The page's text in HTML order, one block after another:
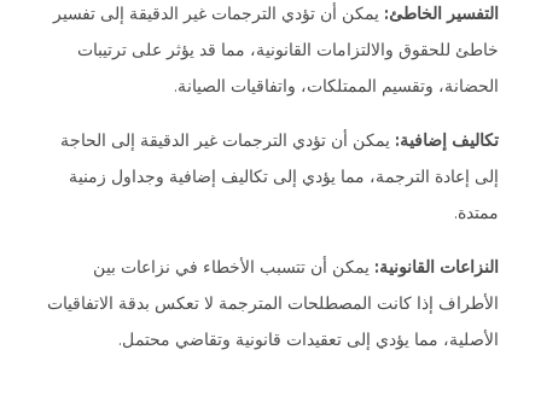
التفسير الخاطئ: يمكن أن تؤدي الترجمات غير الدقيقة إلى تفسير
خاطئ للحقوق والالتزامات القانونية، مما قد يؤثر على ترتيبات
الحضانة، وتقسيم الممتلكات، واتفاقيات الصيانة.
تكاليف إضافية: يمكن أن تؤدي الترجمات غير الدقيقة إلى الحاجة
إلى إعادة الترجمة، مما يؤدي إلى تكاليف إضافية وجداول زمنية
ممتدة.
النزاعات القانونية: يمكن أن تتسبب الأخطاء في نزاعات بين
الأطراف إذا كانت المصطلحات المترجمة لا تعكس بدقة الاتفاقيات
الأصلية، مما يؤدي إلى تعقيدات قانونية وتقاضي محتمل.